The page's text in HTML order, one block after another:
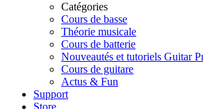
Catégories
Cours de basse
Théorie musicale
Cours de batterie
Nouveautés et tutoriels Guitar
Cours de guitare
Actus & Fun
Support
Store